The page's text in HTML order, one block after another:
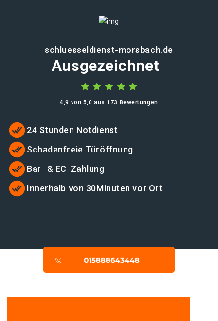
schluesseldienst-morsbach.de
Ausgezeichnet
4,9 von 5,0 aus 173 Bewertungen
24 Stunden Notdienst
Schadenfreie Türöffnung
Bar- & EC-Zahlung
Innerhalb von 30Minuten vor Ort